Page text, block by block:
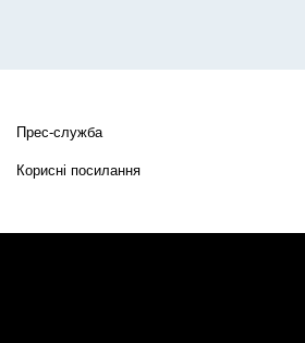
Прес-служба
Корисні посилання